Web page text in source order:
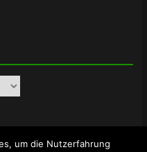
um die Nutzerfahrung